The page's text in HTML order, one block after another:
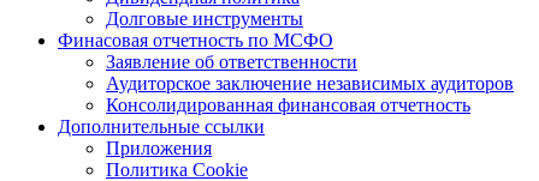
Долговые инструменты
Финасовая отчетность по МСФО
Заявление об ответственности
Аудиторское заключение независимых аудиторов
Консолидированная финансовая отчетность
Дополнительные ссылки
Приложения
Политика Cookie